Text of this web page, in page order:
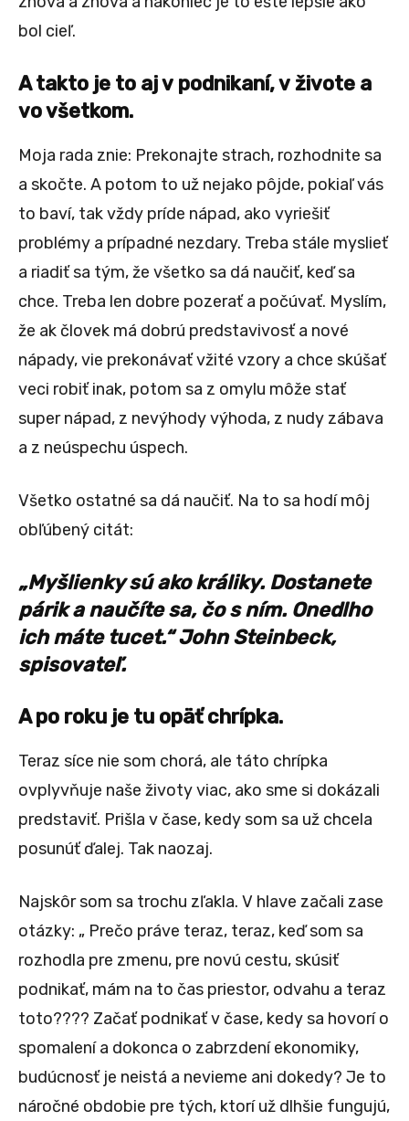
bol cieľ.
A takto je to aj v podnikaní, v živote a
vo všetkom.
Moja rada znie: Prekonajte strach, rozhodnite sa
a skočte. A potom to už nejako pôjde, pokiaľ vás
to baví, tak vždy príde nápad, ako vyriešiť
problémy a prípadné nezdary. Treba stále myslieť
a riadiť sa tým, že všetko sa dá naučiť, keď sa
chce. Treba len dobre pozerať a počúvať. Myslím,
že ak človek má dobrú predstavivosť a nové
nápady, vie prekonávať vžité vzory a chce skúšať
veci robiť inak, potom sa z omylu môže stať
super nápad, z nevýhody výhoda, z nudy zábava
a z neúspechu úspech.
Všetko ostatné sa dá naučiť. Na to sa hodí môj
obľúbený citát:
„Myšlienky sú ako králiky. Dostanete
párik a naučíte sa, čo s ním. Onedlho
ich máte tucet.“John Steinbeck,
spisovateľ.
A po roku je tu opäť chrípka.
Teraz síce nie som chorá, ale táto chrípka
ovplyvňuje naše životy viac, ako sme si dokázali
predstaviť. Prišla v čase, kedy som sa už chcela
posunúť ďalej. Tak naozaj.
Najskôr som sa trochu zľakla. V hlave začali zase
otázky: „ Prečo práve teraz, teraz, keď som sa
rozhodla pre zmenu, pre novú cestu, skúsiť
podnikať, mám na to čas priestor, odvahu a teraz
toto???? Začať podnikať v čase, kedy sa hovorí o
spomalení a dokonca o zabrzdení ekonomiky,
budúcnosť je neistá a nevieme ani dokedy? Je to
náročné obdobie pre tých, ktorí už dlhšie fungujú,